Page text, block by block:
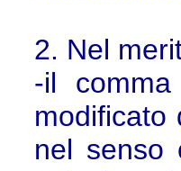
2. Nel
-il
modificato
nel senso